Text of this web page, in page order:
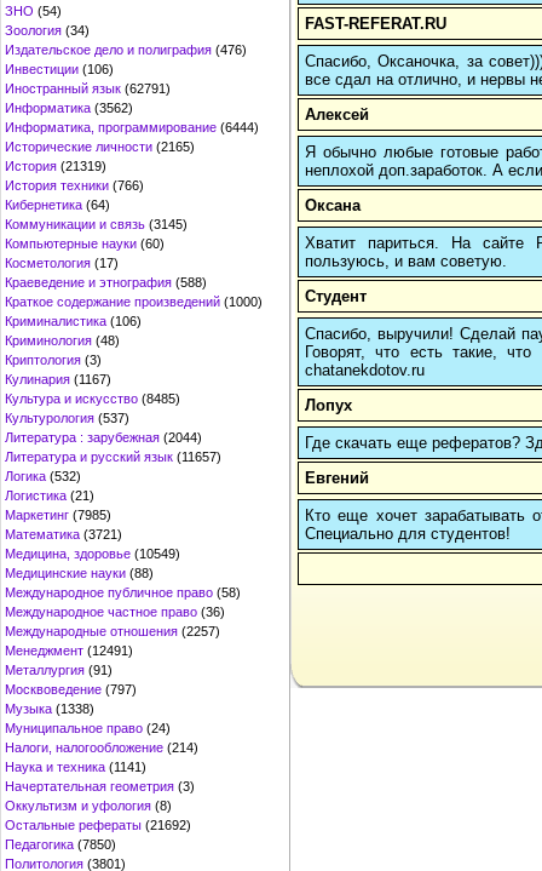
ЗНО (54)
Зоология (34)
Издательское дело и полиграфия (476)
Инвестиции (106)
Иностранный язык (62791)
Информатика (3562)
Информатика, программирование (6444)
Исторические личности (2165)
История (21319)
История техники (766)
Кибернетика (64)
Коммуникации и связь (3145)
Компьютерные науки (60)
Косметология (17)
Краеведение и этнография (588)
Краткое содержание произведений (1000)
Криминалистика (106)
Криминология (48)
Криптология (3)
Кулинария (1167)
Культура и искусство (8485)
Культурология (537)
Литература : зарубежная (2044)
Литература и русский язык (11657)
Логика (532)
Логистика (21)
Маркетинг (7985)
Математика (3721)
Медицина, здоровье (10549)
Медицинские науки (88)
Международное публичное право (58)
Международное частное право (36)
Международные отношения (2257)
Менеджмент (12491)
Металлургия (91)
Москвоведение (797)
Музыка (1338)
Муниципальное право (24)
Налоги, налогообложение (214)
Наука и техника (1141)
Начертательная геометрия (3)
Оккультизм и уфология (8)
Остальные рефераты (21692)
Педагогика (7850)
Политология (3801)
FAST-REFERAT.RU
Спасибо, Оксаночка, за
все сдал на отлично, и нервы
Алексей
Я обычно любые готовые
неплохой доп.заработок. А
Оксана
Хватит париться. На
пользуюсь, и вам советую.
Студент
Спасибо, выручили! Сделай
Говорят, что есть такие,
chatanekdotov.ru
Лопух
Где скачать еще рефератов?
Евгений
Кто еще хочет зарабатывать
Cпециально для студентов!